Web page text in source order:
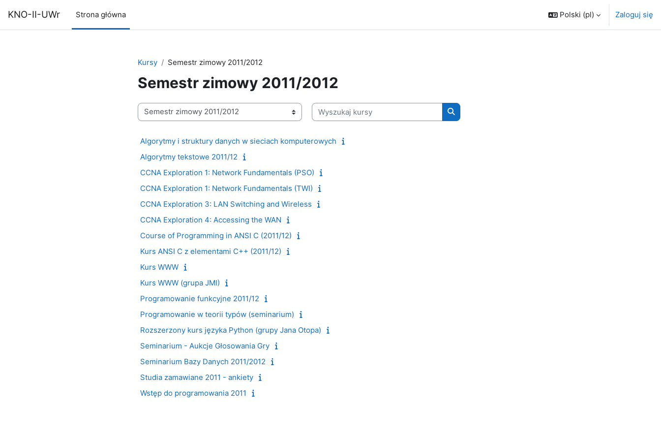
KNO-II-UWr Strona główna Polski ‎(pl)‎ Zaloguj się
Kursy Semestr zimowy 2011/2012
Semestr zimowy 2011/2012
Kategorie kursów
Wyszukaj kursy
Wyszukaj kursy
Algorytmy i struktury danych w sieciach komputerowych
Algorytmy tekstowe 2011/12
CCNA Exploration 1: Network Fundamentals (PSO)
CCNA Exploration 1: Network Fundamentals (TWI)
CCNA Exploration 3: LAN Switching and Wireless
CCNA Exploration 4: Accessing the WAN
Course of Programming in ANSI C (2011/12)
Kurs ANSI C z elementami C++ (2011/12)
Kurs WWW
Kurs WWW (grupa JMI)
Programowanie funkcyjne 2011/12
Programowanie w teorii typów (seminarium)
Rozszerzony kurs języka Python (grupy Jana Otopa)
Seminarium - Aukcje Głosowania Gry
Seminarium Bazy Danych 2011/2012
Studia zamawiane 2011 - ankiety
Wstęp do programowania 2011